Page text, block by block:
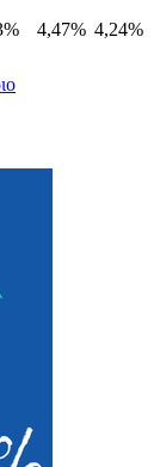
4,47% 4,24%